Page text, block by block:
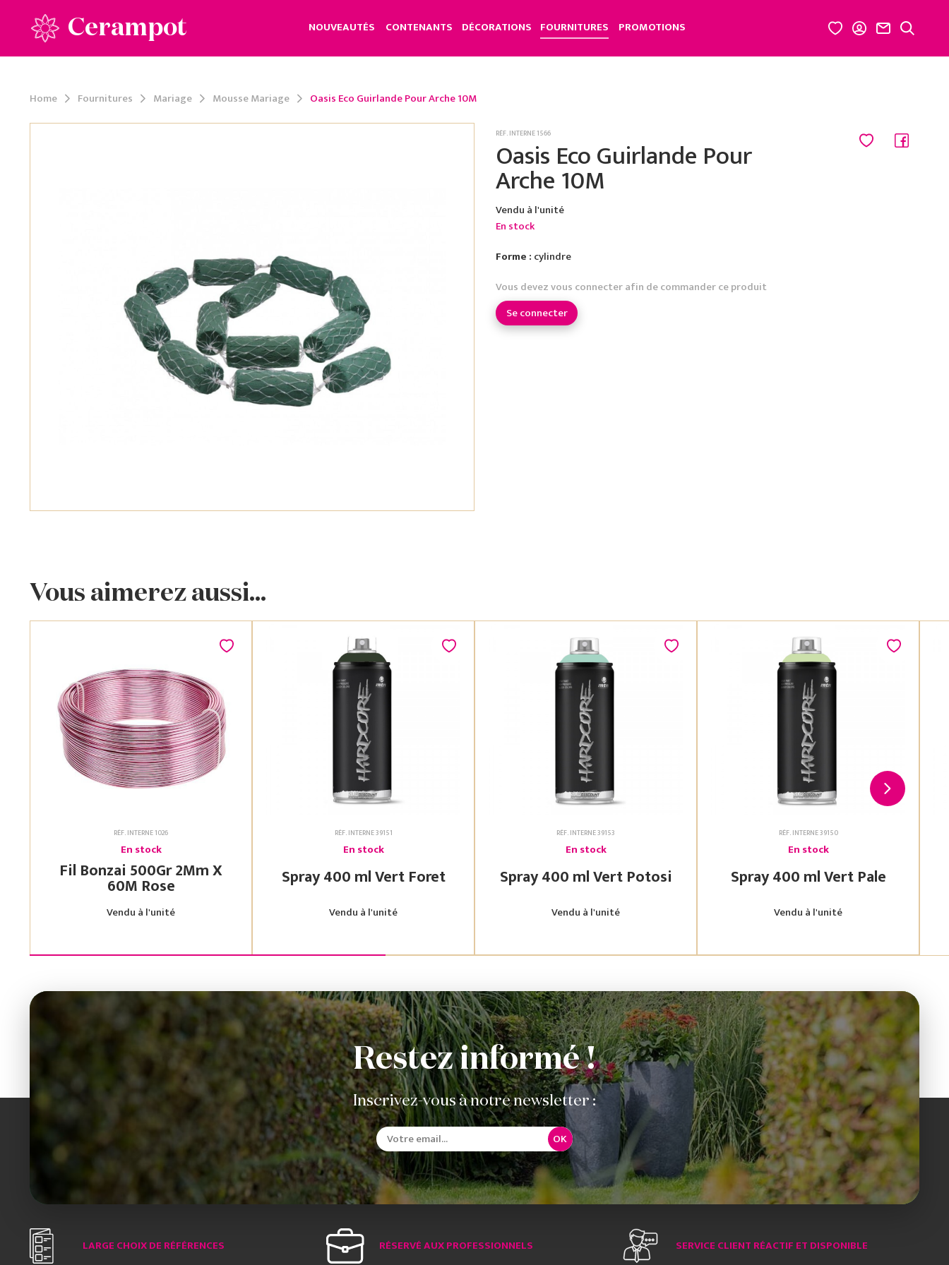
Cerampot NOUVEAUTÉS CONTENANTS DÉCORATIONS FOURNITURES PROMOTIONS
Home Fournitures Mariage Mousse Mariage Oasis Eco Guirlande Pour Arche 10M
RÉF. INTERNE 1566
Oasis Eco Guirlande Pour
Arche 10M
Vendu à l'unité
En stock
Forme : cylindre
Vous devez vous connecter afin de commander ce produit
Se connecter
Vous aimerez aussi...
RÉF. INTERNE 1026
En stock
Fil Bonzai 500Gr 2Mm X
60M Rose
Vendu à l'unité
RÉF. INTERNE 39151
En stock
Spray 400 ml Vert Foret
Vendu à l'unité
RÉF. INTERNE 39153
En stock
Spray 400 ml Vert Potosi
Vendu à l'unité
RÉF. INTERNE 39150
En stock
Spray 400 ml Vert Pale
Vendu à l'unité
Restez informé !
Inscrivez-vous à notre newsletter :
OK
LARGE CHOIX DE RÉFÉRENCES RÉSERVÉ AUX PROFESSIONNELS SERVICE CLIENT RÉACTIF ET DISPONIBLE